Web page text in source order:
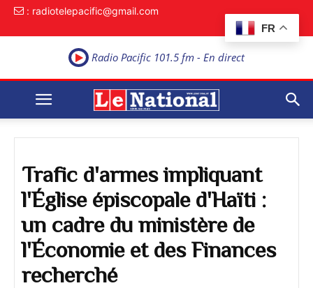
FR
: radiotelepacific@gmail.com
Radio Pacific 101.5 fm - En direct
Trafic d'armes impliquant
l'Église épiscopale d'Haïti :
un cadre du ministère de
l'Économie et des Finances
recherché